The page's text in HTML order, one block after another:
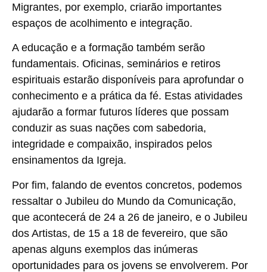
Migrantes, por exemplo, criarão importantes
espaços de acolhimento e integração.
A educação e a formação também serão
fundamentais. Oficinas, seminários e retiros
espirituais estarão disponíveis para aprofundar o
conhecimento e a prática da fé. Estas atividades
ajudarão a formar futuros líderes que possam
conduzir as suas nações com sabedoria,
integridade e compaixão, inspirados pelos
ensinamentos da Igreja.
Por fim, falando de eventos concretos, podemos
ressaltar o Jubileu do Mundo da Comunicação,
que acontecerá de 24 a 26 de janeiro, e o Jubileu
dos Artistas, de 15 a 18 de fevereiro, que são
apenas alguns exemplos das inúmeras
oportunidades para os jovens se envolverem. Por